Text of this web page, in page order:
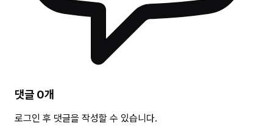
댓글 0개
로그인 후 댓글을 작성할 수 있습니다.